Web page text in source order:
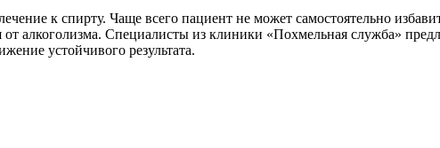
к спирту. Чаще всего пациент не может самостоятельно
алкоголизма. Специалисты из клиники «Похмельная служба»
устойчивого результата.